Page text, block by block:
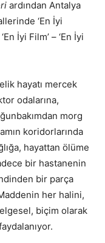
ardından Antalya
‘En İyi
İyi Film’ – ‘En İyi
hayatı mercek
odalarına,
morg
koridorlarında
hayattan ölüme
bir hastanenin
bir parça
her halini,
biçim olarak